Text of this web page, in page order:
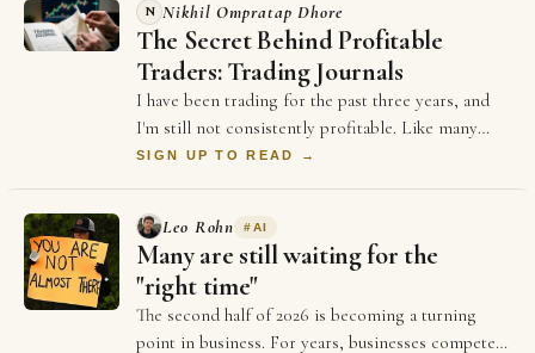
N Nikhil Ompratap Dhore
The Secret Behind Profitable
Traders: Trading Journals
I have been trading for the past three years, and
I'm still not consistently profitable. Like many
beginners, I believed that becoming good …
SIGN UP TO READ →
Leo Rohn #AI
Many are still waiting for the
"right time"
The second half of 2026 is becoming a turning
point in business. For years, businesses competed